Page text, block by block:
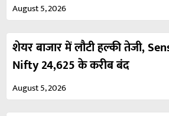
August 5, 2026
शेयर बाजार में लौटी हल्की तेजी,
Nifty 24,625 के करीब बंद
August 5, 2026